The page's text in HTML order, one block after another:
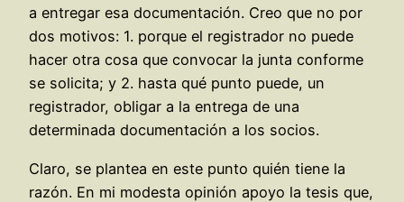
a entregar esa documentación. Creo que no por
dos motivos: 1. porque el registrador no puede
hacer otra cosa que convocar la junta conforme
se solicita; y 2. hasta qué punto puede, un
registrador, obligar a la entrega de una
determinada documentación a los socios.
Claro, se plantea en este punto quién tiene la
razón. En mi modesta opinión apoyo la tesis que,